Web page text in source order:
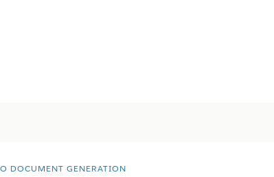
DOCUMENT GENERATION